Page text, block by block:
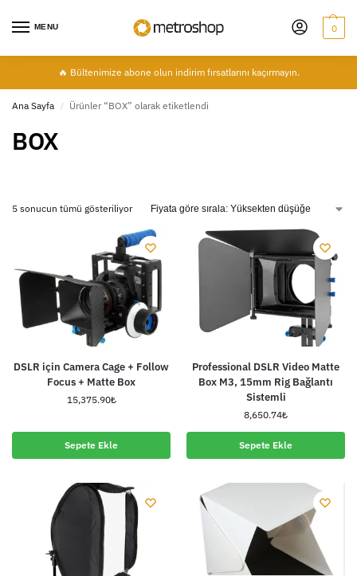
MENU 0
🔥 Bültenimize abone olun indirim fırsatlarını kaçırmayın.
Ana Sayfa / Ürünler “BOX” olarak etiketlendi
BOX
5 sonucun tümü gösteriliyor
DSLR için Camera Cage + Follow
Focus + Matte Box
15,375.90₺
Sepete Ekle
Professional DSLR Video Matte
Box M3, 15mm Rig Bağlantı
Sistemli
8,650.74₺
Sepete Ekle